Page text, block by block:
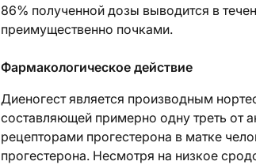
86% полученной дозы выводится в
преимущественно почками.
Фармакологическое действие
Диеногест является производным
составляющей примерно одну треть от
рецепторами прогестерона в матке
прогестерона. Несмотря на низкое